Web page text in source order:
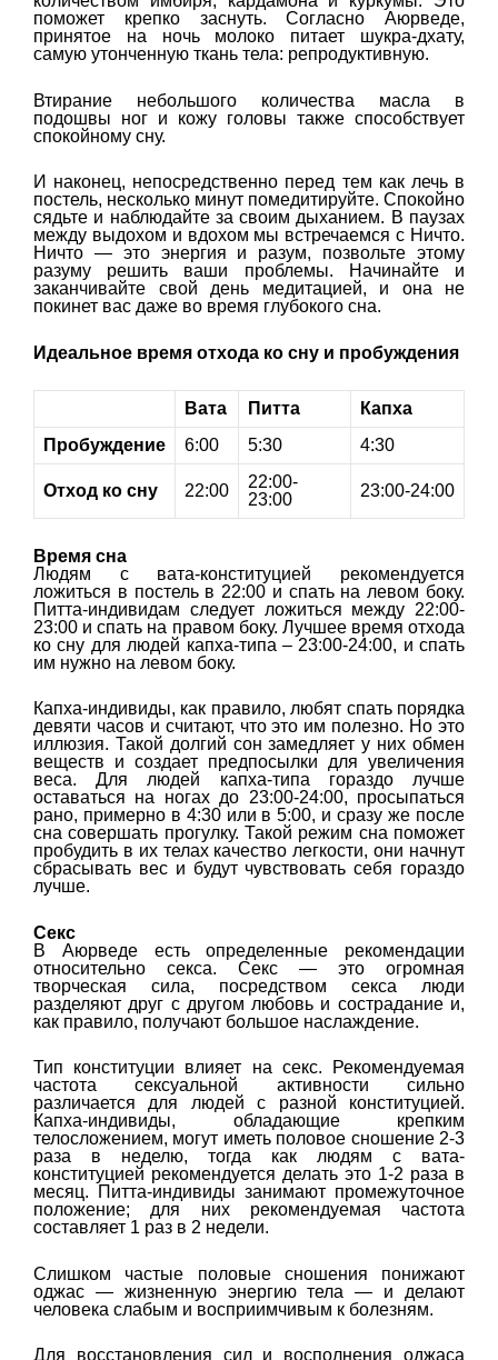
поможет крепко заснуть. Согласно Аюрведе,
принятое на ночь молоко питает шукра-дхату,
самую утонченную ткань тела: репродуктивную.
Втирание небольшого количества масла в
подошвы ног и кожу головы также способствует
спокойному сну.
И наконец, непосредственно перед тем как лечь в
постель, несколько минут помедитируйте. Спокойно
сядьте и наблюдайте за своим дыханием. В паузах
между выдохом и вдохом мы встречаемся с Ничто.
Ничто — это энергия и разум, позвольте этому
разуму решить ваши проблемы. Начинайте и
заканчивайте свой день медитацией, и она не
покинет вас даже во время глубокого сна.
Идеальное время отхода ко сну и пробуждения
Вата Питта
Капха
Пробуждение
6:00 5:30 4:30
Отход ко сну 22:00
22:00-
23:00
23:00-24:00
Время сна
Людям с вата-конституцией рекомендуется
ложиться в постель в 22:00 и спать на левом боку.
Питта-индивидам следует ложиться между 22:00-
23:00 и спать на правом боку. Лучшее время отхода
ко сну для людей капха-типа – 23:00-24:00, и спать
им нужно на левом боку.
Капха-индивиды, как правило, любят спать порядка
девяти часов и считают, что это им полезно. Но это
иллюзия. Такой долгий сон замедляет у них обмен
веществ и создает предпосылки для увеличения
веса. Для людей капха-типа гораздо лучше
оставаться на ногах до 23:00-24:00, просыпаться
рано, примерно в 4:30 или в 5:00, и сразу же после
сна совершать прогулку. Такой режим сна поможет
пробудить в их телах качество легкости, они начнут
сбрасывать вес и будут чувствовать себя гораздо
лучше.
Секс
В Аюрведе есть определенные рекомендации
относительно секса. Секс — это огромная
творческая сила, посредством секса люди
разделяют друг с другом любовь и сострадание и,
как правило, получают большое наслаждение.
Тип конституции влияет на секс. Рекомендуемая
частота сексуальной активности сильно
различается для людей с разной конституцией.
Капха-индивиды, обладающие крепким
телосложением, могут иметь половое сношение 2-3
раза в неделю, тогда как людям с вата-
конституцией рекомендуется делать это 1-2 раза в
месяц. Питта-индивиды занимают промежуточное
положение; для них рекомендуемая частота
составляет 1 раз в 2 недели.
Слишком частые половые сношения понижают
оджас — жизненную энергию тела — и делают
человека слабым и восприимчивым к болезням.
Для восстановления сил и восполнения оджаса